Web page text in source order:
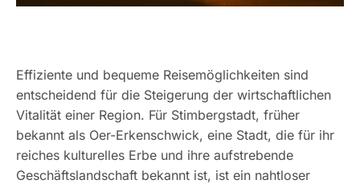
Effiziente und bequeme Reisemöglichkeiten sind
entscheidend für die Steigerung der wirtschaftlichen
Vitalität einer Region. Für Stimbergstadt, früher
bekannt als Oer-Erkenschwick, eine Stadt, die für ihr
reiches kulturelles Erbe und ihre aufstrebende
Geschäftslandschaft bekannt ist, ist ein nahtloser